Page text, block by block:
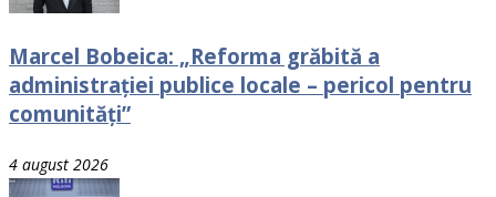
Marcel Bobeica: „Reforma grăbită a
administrației publice locale – pericol pentru
comunități”
4 august 2026